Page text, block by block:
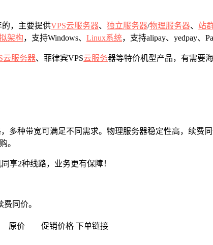
的，主要提供VPS云服务器、 独立服务器/物理服务器、 站
架构，支持Windows、 Linux系统，支持alipay、yedpay、
云服务器、菲律宾VPS云服务器等特价机型产品，有需要
多种带宽可满足不同需求。物理服务器稳定性高，续费
。
享2种线路，业务更有保障！
同价。
原价 促销价格 下单链接